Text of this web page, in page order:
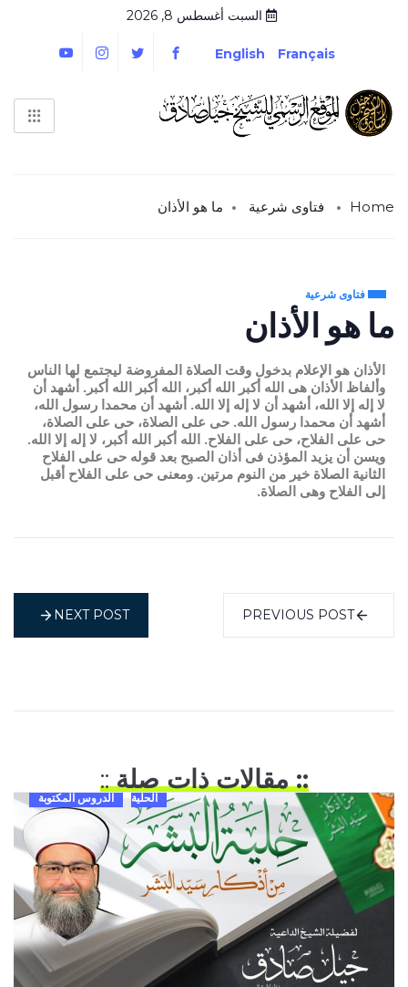
السبت أغسطس 8, 2026
Français
English
Home فتاوى شرعية ما هو الأذان
فتاوى شرعية
ما هو الأذان
الأذان هو الإعلام بدخول وقت الصلاة المفروضة ليجتمع لها الناس
وألفاظ الأذان هى الله أكبر الله أكبر، الله أكبر الله أكبر. أشهد أن
لا إله إلا الله، أشهد أن لا إله إلا الله. أشهد أن محمدا رسول الله،
أشهد أن محمدا رسول الله. حى على الصلاة، حى على الصلاة،
حى على الفلاح، حى على الفلاح. الله أكبر الله أكبر، لا إله إلا الله.
ويسن أن يزيد المؤذن فى أذان الصبح بعد قوله حى على الفلاح
الثانية الصلاة خير من النوم مرتين. ومعنى حى على الفلاح أقبل
إلى الفلاح وهى الصلاة.
PREVIOUS POST
NEXT POST
:: مقالات ذات صلة::
الحلية الدروس المكتوبة